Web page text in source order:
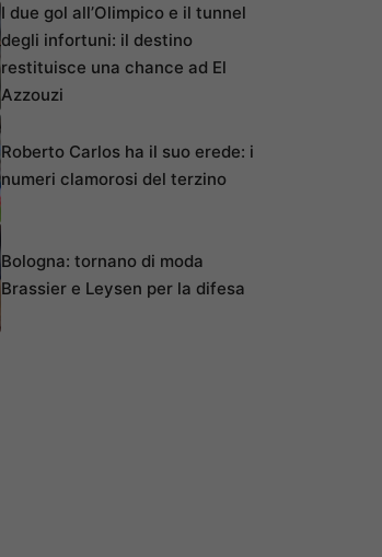
I due gol all’Olimpico e il tunnel
degli infortuni: il destino
restituisce una chance ad El
Azzouzi
Roberto Carlos ha il suo erede: i
numeri clamorosi del terzino
Bologna: tornano di moda
Brassier e Leysen per la difesa